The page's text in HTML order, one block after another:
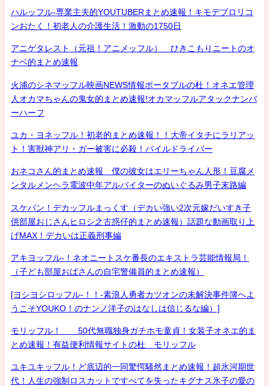
ハルッフル-専業主夫的YOUTUBERまとめ速報！キモデブロリコ
ンおたく！初老人の介護生活！激動の1750日
アニゲタレスト（元祖！アニメッフル） ひきこもりニートのオ
ナベ的まとめ速報
火浦のシネマッフル映画NEWS情報ポータブルの杜！オネエ管理
人オカマちゃんの鬼女的まとめ速報!オカマッフルアタックナンバ
ーハーフ
ユカ・ヨネッフル！初老的まとめ速報！！大帝イタチにラリアッ
ト！害獣神アリ・ガー被害に必殺！パイルドライバー
おネコさん的まとめ速報 僕の彼女はエリーちゃん人形！豆腐メ
ンタルメンヘラ電波中年アルバイターのぬいぐるみ男子末路編
スケバン！デカッフルまっくす（デカい強い2次元嫁だいすき子
供部屋おじさんヒロシ之古惑仔的まとめ速報）話題な動画取り上
げMAX！デカいは正義刑事編
アキヨッフル-！ネオニートスケ番長のエキストラ芸能情報局！
（子ども部屋おばさんの自宅警備員的まとめ速報）
[ヨシヨシロッフル-！！-素浪人勇者カツオンの未解決事件簿へよ
うこそYOUKO！のナンノ洋子のはなしは信じるな編）]
モリッフル！ 50代無職独身ガチホモ童貞！女装子オネエ的ま
とめ速報！有益便利情報サイトの杜 モリッフル
ユキユキッフル！ど底辺的一同驚愕騒然まとめ速報！超氷河期世
代！人生の強制ロスカットですべてを失ったキグナス氷子の愛の